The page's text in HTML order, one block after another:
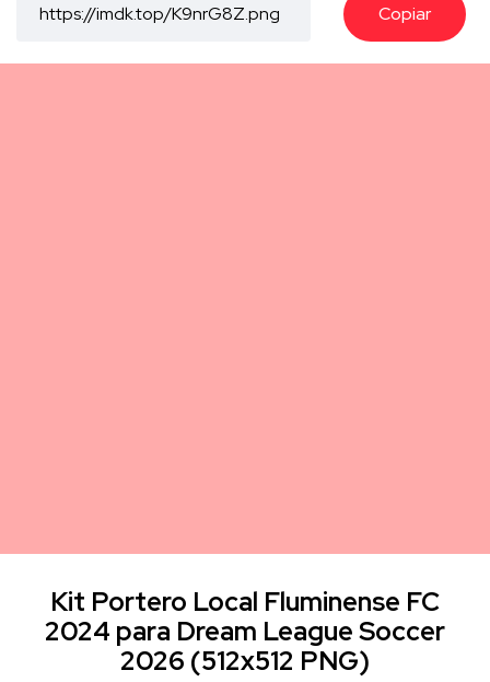
Copiar
Kit Portero Local Fluminense FC
2024 para Dream League Soccer
2026 (512x512 PNG)